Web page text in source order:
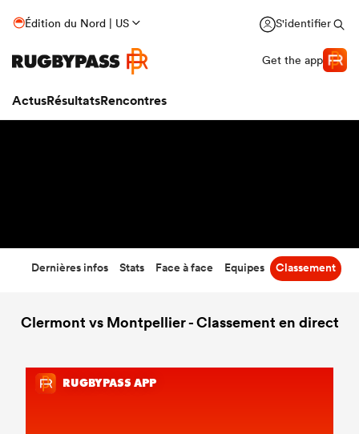
Édition du Nord | US S'identifier
Get the app
ActusRésultatsRencontres
Dernières infos Stats Face à face Equipes Classement
Clermont vs Montpellier - Classement en direct